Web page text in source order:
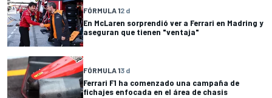
FÓRMULA 12 d
En McLaren sorprendió ver a Ferrari en Madring y
aseguran que tienen "ventaja"
FÓRMULA 13 d
Ferrari F1 ha comenzado una campaña de
fichajes enfocada en el área de chasis